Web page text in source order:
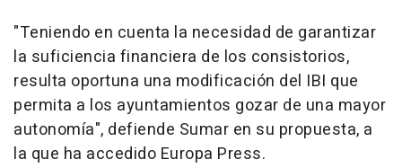
"Teniendo en cuenta la necesidad de garantizar
la suficiencia financiera de los consistorios,
resulta oportuna una modificación del IBI que
permita a los ayuntamientos gozar de una mayor
autonomía", defiende Sumar en su propuesta, a
la que ha accedido Europa Press.